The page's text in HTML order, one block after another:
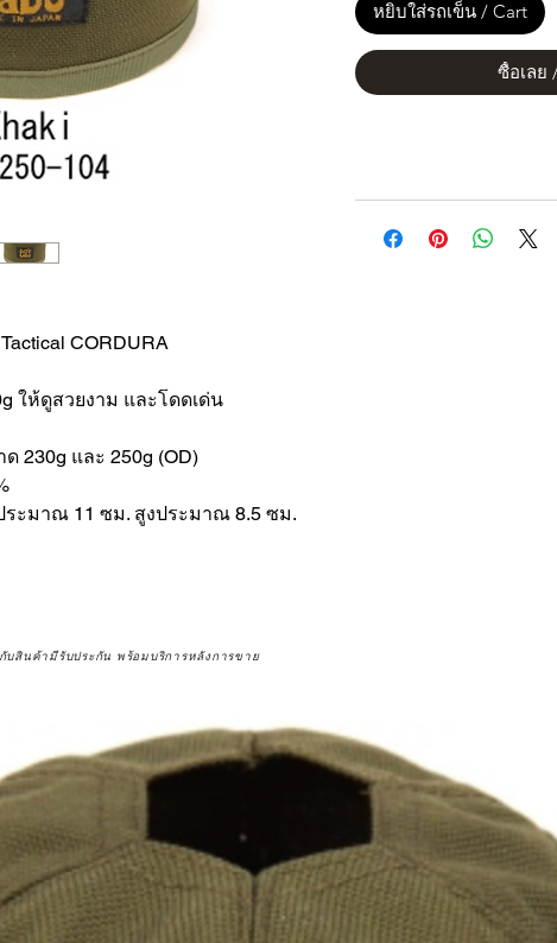
CORDURA
ให้ดูสวยงาม และโดดเด่น
230g และ 250g (OD)
ระมาณ 11 ซม. สูงประมาณ 8.5 ซม.
หยิบใส่รถเข็น / Cart
ซื้อเลย
บสินค้ามีรับประกัน พร้อมบริการหลังการขาย